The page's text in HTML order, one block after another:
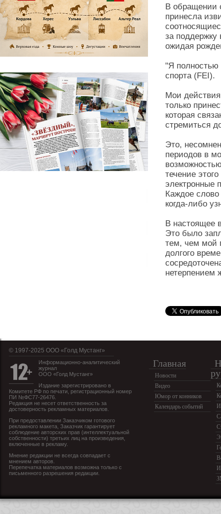
В обращении
принесла
за
ожидая
"Я полностью
спорта (FEI).
Мои
только
которая
стремиться
Это,
периодов в
течение
электронные
Каждое
когда-либо
В настоящее
Это было
тем, чем мой
долгого
нетерпением
© 1997-2025 OOO «Голд Мустанг»
Информационно-аналитический
журнал
ООО «Голд Мустанг»
Издание зарегистрировано в
Комитете РФ по печати, регистрационный номер
ПИ №ФС77-26476.
Редакция не несет ответственность за
достоверность рекламных материалов.
При предоставлении Заказчиком готового
рекламного макета, Заказчик гарантирует
соблюдение авторских прав (интеллектуальной
собственности) третьих лиц на произведения,
включенные в рекламу.
Мнение редакции не всегда совпадает с
мнением авторов.
Перепечатка материалов возможна только с
письменного разрешения редакции.
Главная
Новости
Видео
Юмор от конников
Календарь событий